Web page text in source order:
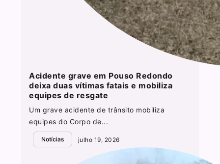
Acidente grave em Pouso Redondo
deixa duas vítimas fatais e mobiliza
equipes de resgate
Um grave acidente de trânsito mobiliza
equipes do Corpo de...
Notícias julho 19, 2026